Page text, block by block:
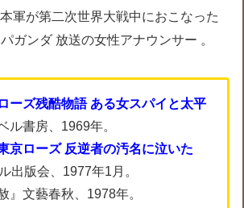
軍が第二次世界大戦中におこなった
ガンダ 放送の女性アナウンサー 。
ーズ残酷物語 ある女スパイと太平
ル書房、1969年。
京ローズ 反逆者の汚名に泣いた
出版会、1977年1月。
』文藝春秋、1978年。